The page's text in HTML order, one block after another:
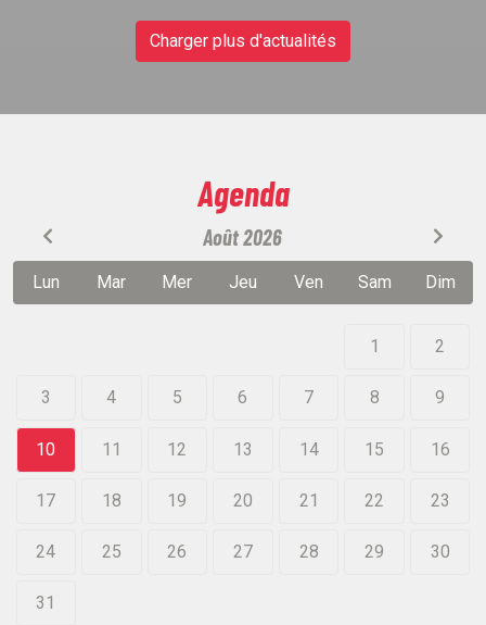
Charger plus d'actualités
Agenda
Août 2026
Lun Mar Mer Jeu Ven Sam Dim
1 2
3 4 5 6 7 8 9
10 11 12 13 14 15 16
17 18 19 20 21 22 23
24 25 26 27 28 29 30
31